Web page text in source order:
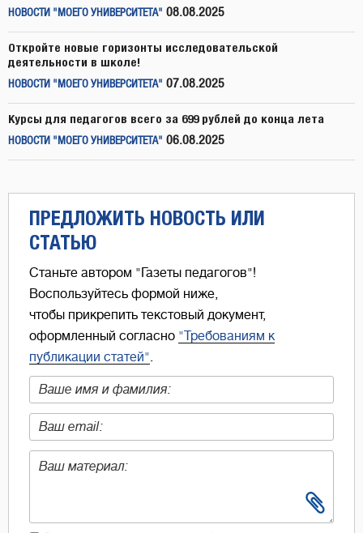
НОВОСТИ "МОЕГО УНИВЕРСИТЕТА" 08.08.2025
Откройте новые горизонты исследовательской
деятельности в школе!
НОВОСТИ "МОЕГО УНИВЕРСИТЕТА" 07.08.2025
Курсы для педагогов всего за 699 рублей до конца лета
НОВОСТИ "МОЕГО УНИВЕРСИТЕТА" 06.08.2025
ПРЕДЛОЖИТЬ НОВОСТЬ ИЛИ
СТАТЬЮ
Станьте автором "Газеты педагогов"!
Воспользуйтесь формой ниже,
чтобы прикрепить текстовый документ,
оформленный согласно "Требованиям к
публикации статей".